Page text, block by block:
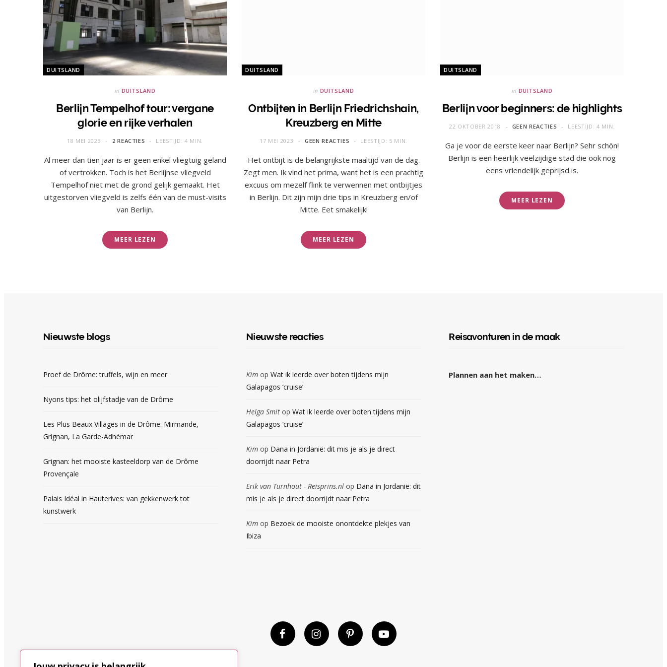
DUITSLAND
in DUITSLAND
Berlijn Tempelhof tour: vergane
glorie en rijke verhalen
18 MEI 2023 2 REACTIES LEESTIJD: 4 MIN.
Al meer dan tien jaar is er geen enkel vliegtuig geland
of vertrokken. Toch is het Berlijnse vliegveld
Tempelhof niet met de grond gelijk gemaakt. Het
uitgestorven vliegveld is zelfs één van de must-visits
van Berlijn.
MEER LEZEN
DUITSLAND
in DUITSLAND
Ontbijten in Berlijn Friedrichshain,
Kreuzberg en Mitte
17 MEI 2023 GEEN REACTIES LEESTIJD: 5 MIN.
Het ontbijt is de belangrijkste maaltijd van de dag.
Zegt men. Ik vind het prima, want het is een prachtig
excuus om mezelf flink te verwennen met ontbijtjes
in Berlijn. Dit zijn mijn drie tips in Kreuzberg en/of
Mitte. Eet smakelijk!
MEER LEZEN
DUITSLAND
in DUITSLAND
Berlijn voor beginners: de highlights
22 OKTOBER 2018 GEEN REACTIES LEESTIJD: 4 MIN.
Ga je voor de eerste keer naar Berlijn? Sehr schön!
Berlijn is een heerlijk veelzijdige stad die ook nog
eens vriendelijk geprijsd is.
MEER LEZEN
Nieuwste blogs
Proef de Drôme: truffels, wijn en meer
Nyons tips: het olijfstadje van de Drôme
Les Plus Beaux Villages in de Drôme: Mirmande,
Grignan, La Garde-Adhémar
Grignan: het mooiste kasteeldorp van de Drôme
Provençale
Palais Idéal in Hauterives: van gekkenwerk tot
kunstwerk
Nieuwste reacties
Kimop Wat ik leerde over boten tijdens mijn
Galapagos ‘cruise’
Helga Smitop Wat ik leerde over boten tijdens mijn
Galapagos ‘cruise’
Kimop Dana in Jordanië: dit mis je als je direct
doorrijdt naar Petra
Erik van Turnhout - Reisprins.nlop Dana in Jordanië: dit
mis je als je direct doorrijdt naar Petra
Kimop Bezoek de mooiste onontdekte plekjes van
Ibiza
Reisavonturen in de maak
Plannen aan het maken…